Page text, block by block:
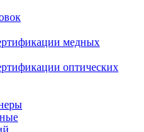
медных
оптических